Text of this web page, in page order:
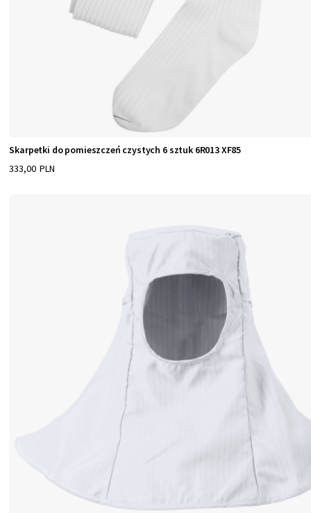
Skarpetki do pomieszczeń czystych 6 sztuk 6R013 XF85
333,00 PLN